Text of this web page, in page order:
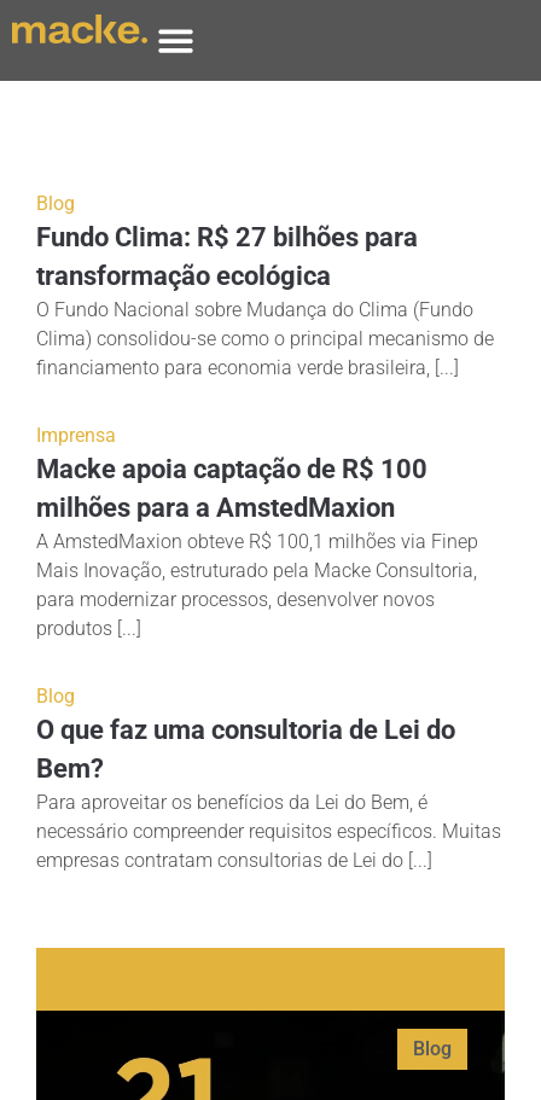
Blog
Fundo Clima: R$ 27 bilhões para
transformação ecológica
O Fundo Nacional sobre Mudança do Clima (Fundo
Clima) consolidou-se como o principal mecanismo de
financiamento para economia verde brasileira, [...]
Imprensa
Macke apoia captação de R$ 100
milhões para a AmstedMaxion
A AmstedMaxion obteve R$ 100,1 milhões via Finep
Mais Inovação, estruturado pela Macke Consultoria,
para modernizar processos, desenvolver novos
produtos [...]
Blog
O que faz uma consultoria de Lei do
Bem?
Para aproveitar os benefícios da Lei do Bem, é
necessário compreender requisitos específicos. Muitas
empresas contratam consultorias de Lei do [...]
Blog